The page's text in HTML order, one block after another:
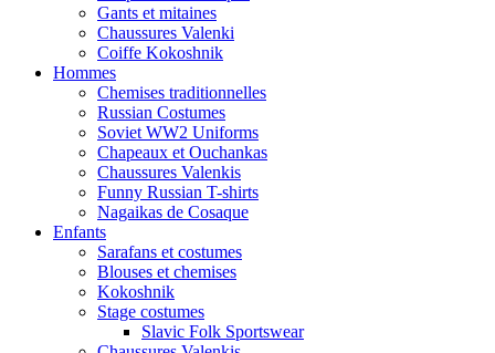
Gants et mitaines
Chaussures Valenki
Coiffe Kokoshnik
Hommes
Chemises traditionnelles
Russian Costumes
Soviet WW2 Uniforms
Chapeaux et Ouchankas
Chaussures Valenkis
Funny Russian T-shirts
Nagaikas de Cosaque
Enfants
Sarafans et costumes
Blouses et chemises
Kokoshnik
Stage costumes
Slavic Folk Sportswear